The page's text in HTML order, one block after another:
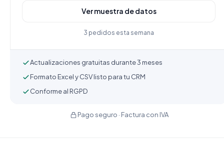
Ver muestra de datos
3 pedidos esta semana
Actualizaciones gratuitas durante 3 meses
Formato Excel y CSV listo para tu CRM
Conforme al RGPD
Pago seguro · Factura con IVA